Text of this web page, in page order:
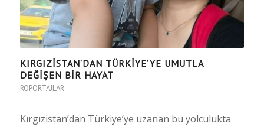
KIRGIZİSTAN’DAN TÜRKİYE’YE UMUTLA
DEĞİŞEN BİR HAYAT
RÖPORTAJLAR
Kırgızistan’dan Türkiye’ye uzanan bu yolculukta